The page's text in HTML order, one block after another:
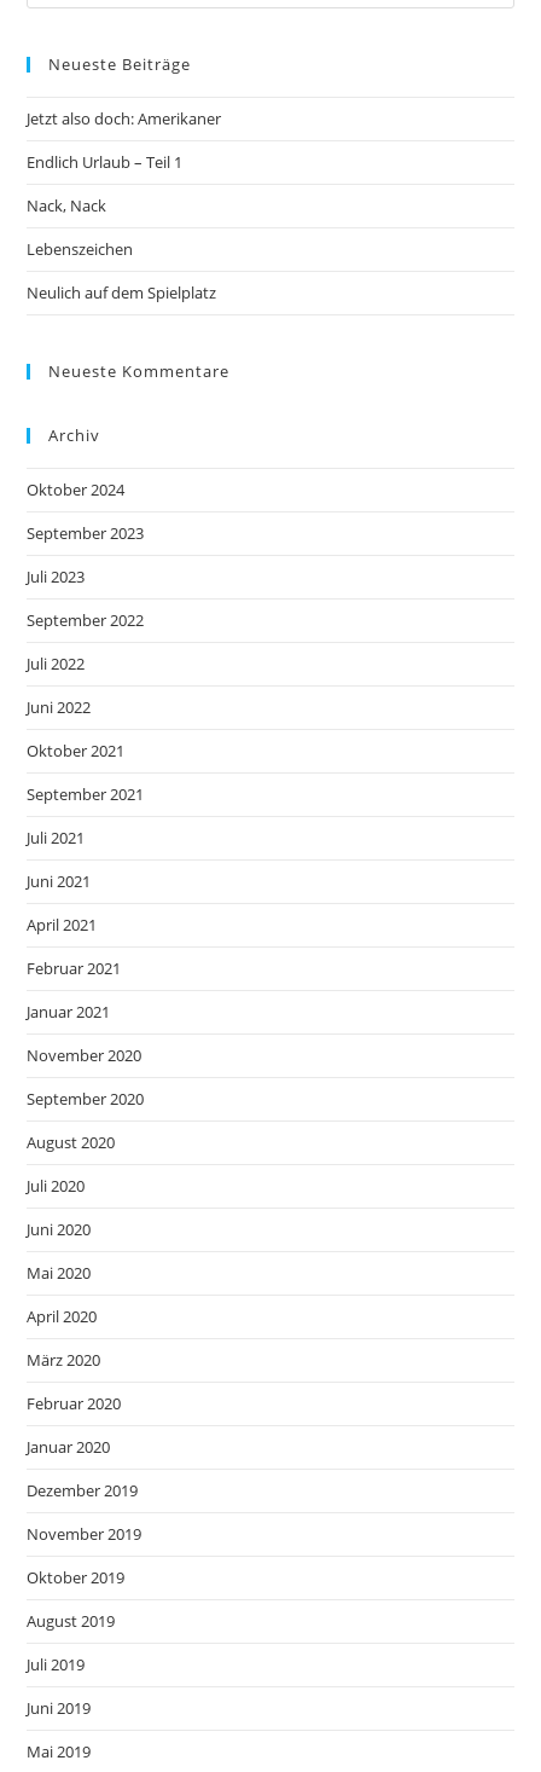
Neueste Beiträge
Jetzt also doch: Amerikaner
Endlich Urlaub – Teil 1
Nack, Nack
Lebenszeichen
Neulich auf dem Spielplatz
Neueste Kommentare
Archiv
Oktober 2024
September 2023
Juli 2023
September 2022
Juli 2022
Juni 2022
Oktober 2021
September 2021
Juli 2021
Juni 2021
April 2021
Februar 2021
Januar 2021
November 2020
September 2020
August 2020
Juli 2020
Juni 2020
Mai 2020
April 2020
März 2020
Februar 2020
Januar 2020
Dezember 2019
November 2019
Oktober 2019
August 2019
Juli 2019
Juni 2019
Mai 2019